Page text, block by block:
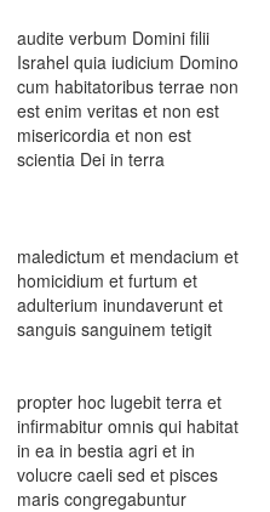
audite verbum Domini filii
Israhel quia iudicium Domino
cum habitatoribus terrae non
est enim veritas et non est
misericordia et non est
scientia Dei in terra
maledictum et mendacium et
homicidium et furtum et
adulterium inundaverunt et
sanguis sanguinem tetigit
propter hoc lugebit terra et
infirmabitur omnis qui habitat
in ea in bestia agri et in
volucre caeli sed et pisces
maris congregabuntur